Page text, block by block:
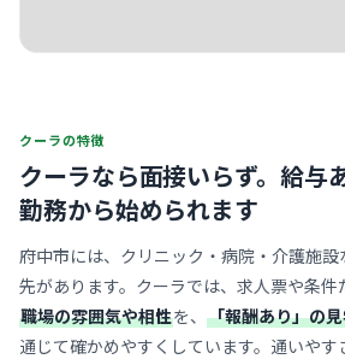
クーラの特徴
クーラなら面接いらず。 給与
勤務から始められます
府中市には、クリニック・病院・介護施設
先があります。クーラでは、求人票や条
職場の雰囲気や相性を、 「報酬あり」の
通じて確かめやすくしています。通いや